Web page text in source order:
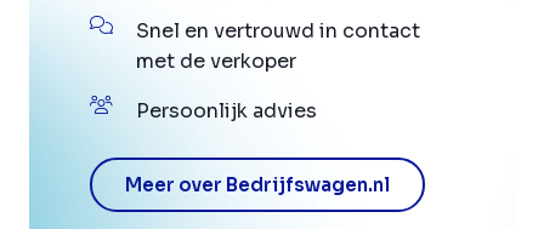
Snel en vertrouwd in contact
met de verkoper
Persoonlijk advies
Meer over Bedrijfswagen.nl